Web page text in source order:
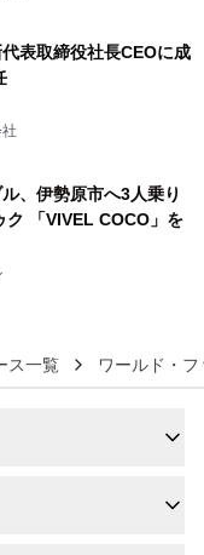
表取締役社長CEOに成
、伊勢原市へ3人乗り
ク 「VIVEL COCO」を
ス一覧 ワールド・